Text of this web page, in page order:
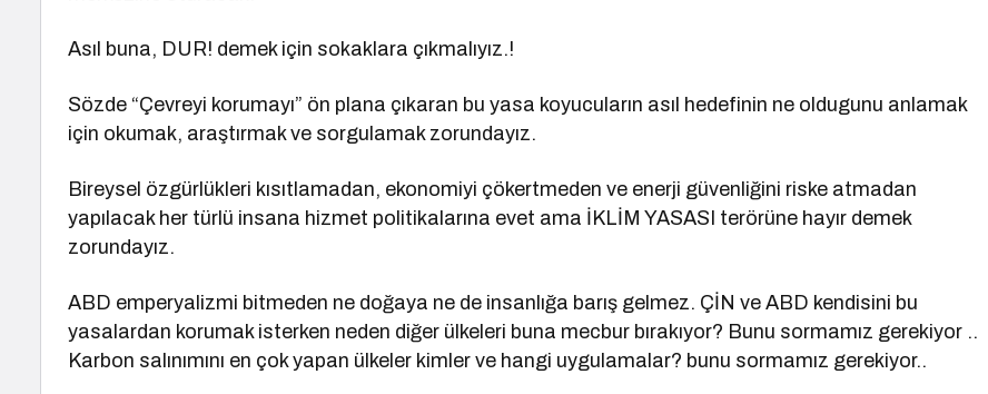
Asıl buna, DUR! demek için sokaklara çıkmalıyız.!
Sözde “Çevreyi korumayı” ön plana çıkaran bu yasa koyucuların asıl hedefinin ne oldugunu anlamak
için okumak, araştırmak ve sorgulamak zorundayız.
Bireysel özgürlükleri kısıtlamadan, ekonomiyi çökertmeden ve enerji güvenliğini riske atmadan
yapılacak her türlü insana hizmet politikalarına evet ama İKLİM YASASI terörüne hayır demek
zorundayız.
ABD emperyalizmi bitmeden ne doğaya ne de insanlığa barış gelmez. ÇİN ve ABD kendisini bu
yasalardan korumak isterken neden diğer ülkeleri buna mecbur bırakıyor? Bunu sormamız gerekiyor ..
Karbon salınımını en çok yapan ülkeler kimler ve hangi uygulamalar? bunu sormamız gerekiyor..